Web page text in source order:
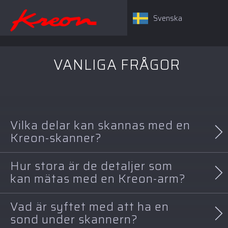
VANLIGA FRÅGOR
Vilka delar kan skannas med en
Kreon-skanner?
Kreon-skannern är mycket mångsidig och kan i regel
skanna alla typer av detaljer.
Hur stora är de detaljer som
kan mätas med en Kreon-arm?
Mätarmarna finns i flera olika storlekar. Totalt sett
kan de mäta detaljer som sträcker sig från några
Vad är syftet med att ha en
sond under skannern?
Svenska